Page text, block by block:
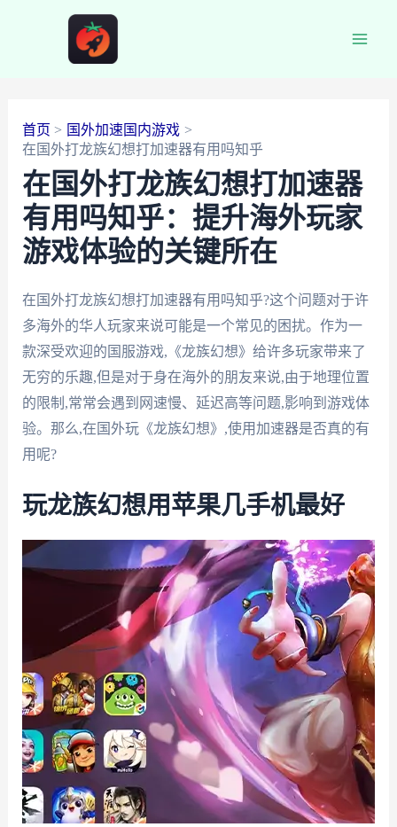
首页
国外加速国内游戏
在国外打龙族幻想打加速器有用吗知乎
在国外打龙族幻想打加速器
有用吗知乎：提升海外玩家
游戏体验的关键所在
在国外打龙族幻想打加速器有用吗知乎?这个问题对于许
多海外的华人玩家来说可能是一个常见的困扰。作为一
款深受欢迎的国服游戏,《龙族幻想》给许多玩家带来了
无穷的乐趣,但是对于身在海外的朋友来说,由于地理位置
的限制,常常会遇到网速慢、延迟高等问题,影响到游戏体
验。那么,在国外玩《龙族幻想》,使用加速器是否真的有
用呢?
玩龙族幻想用苹果几手机最好